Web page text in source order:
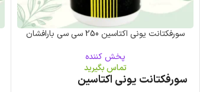
سورفکتانت یونی اکتاسین 250 سی سی بارافشان
پخش کننده
تماس بگیرید
سورفکتانت یونی اکتاسین